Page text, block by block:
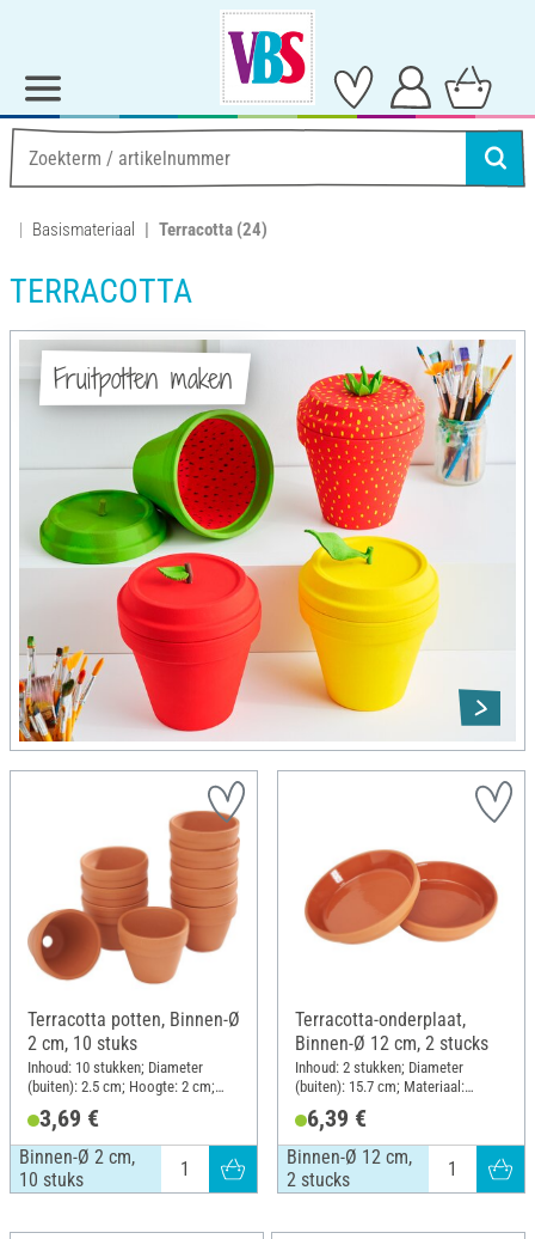
Basismateriaal Terracotta (24)
TERRACOTTA
Fruitpotten maken
Terracotta potten, Binnen-Ø
2 cm, 10 stuks
Inhoud: 10 stukken; Diameter
(buiten): 2.5 cm; Hoogte: 2 cm;
3,69 €
Binnen-Ø 2 cm,
10 stuks
Terracotta-onderplaat,
Binnen-Ø 12 cm, 2 stucks
Inhoud: 2 stukken; Diameter
(buiten): 15.7 cm; Materiaal:
6,39 €
Binnen-Ø 12 cm,
2 stucks